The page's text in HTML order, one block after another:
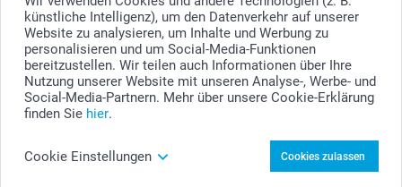
künstliche Intelligenz), um den Datenverkehr auf unserer
Website zu analysieren, um Inhalte und Werbung zu
personalisieren und um Social-Media-Funktionen
bereitzustellen. Wir teilen auch Informationen über Ihre
Nutzung unserer Website mit unseren Analyse-, Werbe- und
Social-Media-Partnern. Mehr über unsere Cookie-Erklärung
finden Sie hier.
Cookie Einstellungen Cookies zulassen
© smartphoto Group. Alle Rechte vorbehalten.